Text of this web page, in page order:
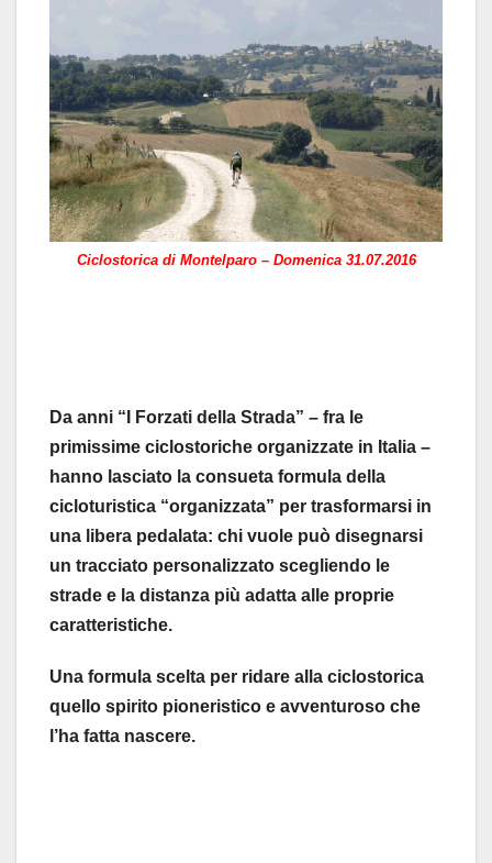
Ciclostorica di Montelparo – Domenica 31.07.2016
Da anni “I Forzati della Strada” – fra le
primissime ciclostoriche organizzate in Italia –
hanno lasciato la consueta formula della
cicloturistica “organizzata” per trasformarsi in
una libera pedalata: chi vuole può disegnarsi
un tracciato personalizzato scegliendo le
strade e la distanza più adatta alle proprie
caratteristiche.
Una formula scelta per ridare alla ciclostorica
quello spirito pioneristico e avventuroso che
l’ha fatta nascere.